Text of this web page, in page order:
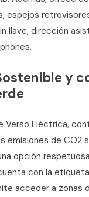
espejos
llave, dirección
y
Verso Eléctrica,
emisiones de CO2
opción
con la
acceder a zonas